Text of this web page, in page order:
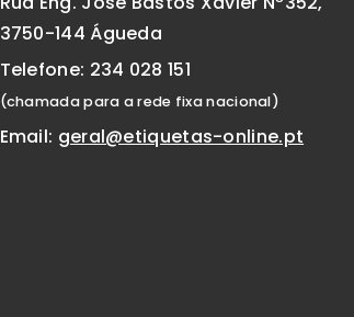
3750-144 Águeda
Telefone: 234 028 151
(chamada para a rede fixa nacional)
Email: geral@etiquetas-online.pt